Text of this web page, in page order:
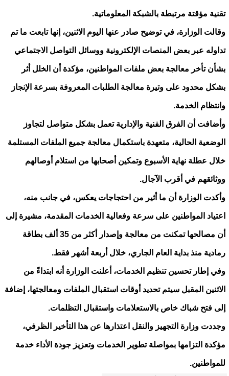
تقنية مؤقتة مرتبطة بالشبكة المعلوماتية.
وقالت الوزارة، في توضيح صادر عنها اليوم الاثنين، إنها تابعت ما تم
تداوله عبر بعض المنصات الإلكترونية ووسائل التواصل الاجتماعي
بشأن تأخر معالجة بعض ملفات المواطنين، مؤكدة أن الخلل أثر
بشكل محدود على وتيرة معالجة الطلبات المعروفة بسرعة الإنجاز
وانتظام الخدمة.
وأضافت أن الفرق الفنية والإدارية تعمل بشكل متواصل لتجاوز
الوضعية الحالية، متعهدة باستكمال معالجة جميع الملفات المستلمة
خلال عطلة نهاية الأسبوع وتمكين أصحابها من استلام أوصالهم
ووثائقهم في أقرب الآجال.
وأكدت الوزارة أن ما أثير من احتجاجات يعكس، في جانب منه،
اعتياد المواطنين على سرعة وفعالية الخدمات المقدمة، مشيرة إلى
أن مصالحها تمكنت من معالجة وإصدار أكثر من 35 ألف بطاقة
رمادية منذ بداية العام الجاري، خلال أربعة أشهر فقط.
وفي إطار تحسين تنظيم الخدمات، أعلنت الوزارة أنه ابتداءً من
الاثنين المقبل سيتم تحديد أوقات استقبال الملفات ومعالجتها، إضافة
إلى فتح شباك خاص بالاستعلامات واستقبال التظلمات.
وجددت وزارة التجهيز والنقل اعتذارها عن هذا التأخير الظرفي،
مؤكدة التزامها بمواصلة تطوير الخدمات وتعزيز جودة الأداء خدمة
للمواطنين.